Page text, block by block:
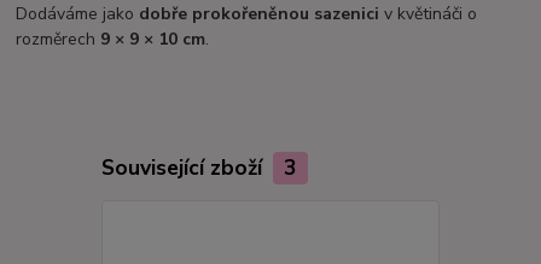
Dodáváme jako dobře prokořeněnou sazenici v květináči o
rozměrech 9 × 9 × 10 cm.
Související zboží 3